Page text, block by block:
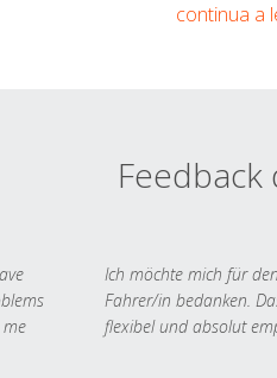
continua a
Feedback
Ich möchte mich für
Fahrer/in bedanken.
flexibel und absolut